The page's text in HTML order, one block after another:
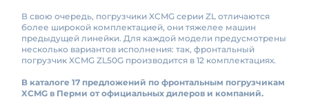
В свою очередь, погрузчики XCMG серии ZL отличаются
более широкой комплектацией, они тяжелее машин
предыдущей линейки. Для каждой модели предусмотрены
несколько вариантов исполнения: так, фронтальный
погрузчик XCMG ZL50G производится в 12 комплектациях.
В каталоге 17 предложений по фронтальным погрузчикам
XCMG в Перми от официальных дилеров и компаний.